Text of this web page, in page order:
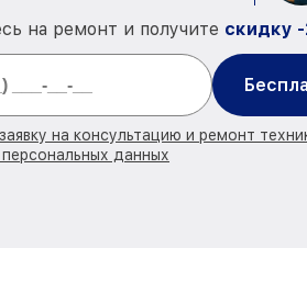
на ремонт и получите скидку -
на консультацию и ремонт
данных